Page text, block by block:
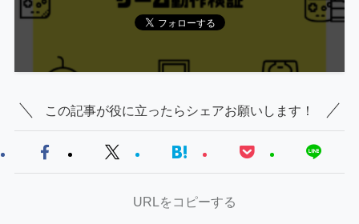
この記事が役に立ったらシェアお願いします！
URLをコピーする